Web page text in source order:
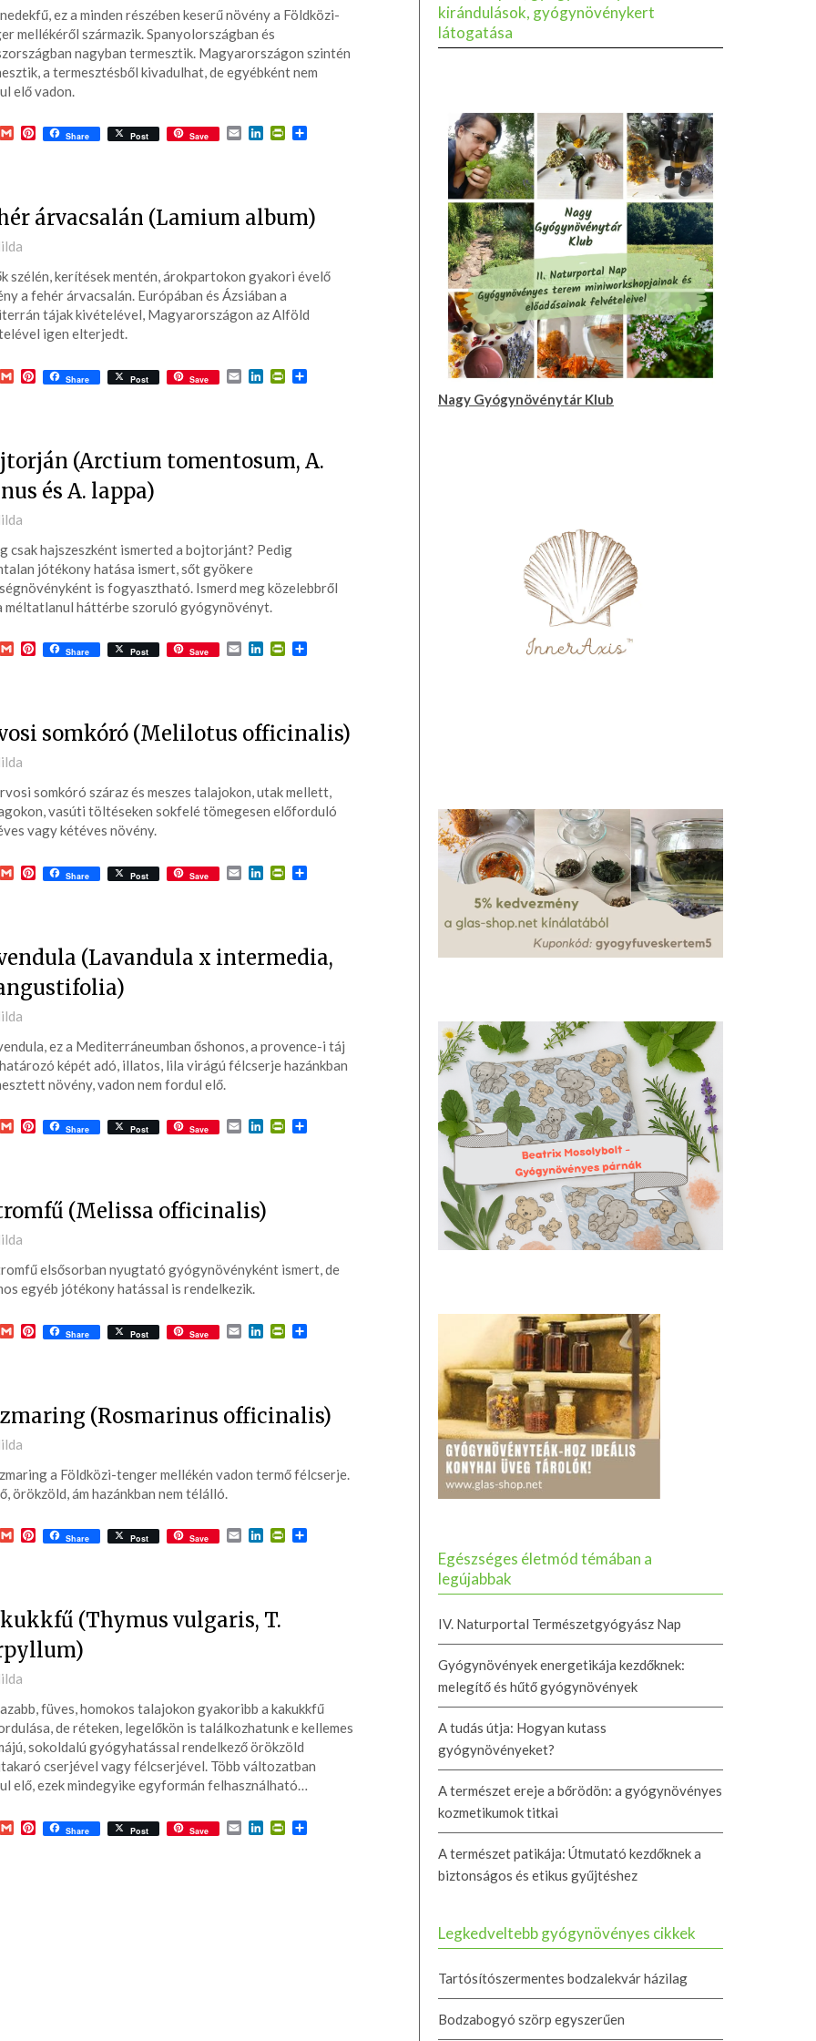
ez a minden részében keserű növény a Földközi-
mellékéről származik. Spanyolországban és
nagyban termesztik. Magyarországon szintén
a termesztésből kivadulhat, de egyébként nem
elő vadon.
GmailPinterest
Share Post Save EmailLinkedInPrintFriendly
Ossza
árvacsalán (Lamium album)
szélén, kerítések mentén, árokpartokon gyakori évelő
a fehér árvacsalán. Európában és Ázsiában a
tájak kivételével, Magyarországon az Alföld
igen elterjedt.
GmailPinterest
Share Post Save EmailLinkedInPrintFriendly
Ossza
(Arctium tomentosum, A.
és A. lappa)
csak hajszeszként ismerted a bojtorjánt? Pedig
jótékony hatása ismert, sőt gyökere
is fogyasztható. Ismerd meg közelebbről
méltatlanul háttérbe szoruló gyógynövényt.
GmailPinterest
Share Post Save EmailLinkedInPrintFriendly
Ossza
somkóró (Melilotus officinalis)
somkóró száraz és meszes talajokon, utak mellett,
vasúti töltéseken sokfelé tömegesen előforduló
vagy kétéves növény.
GmailPinterest
Share Post Save EmailLinkedInPrintFriendly
Ossza
(Lavandula x intermedia,
ez a Mediterráneumban őshonos, a provence-i táj
képét adó, illatos, lila virágú félcserje hazánkban
növény, vadon nem fordul elő.
GmailPinterest
Share Post Save EmailLinkedInPrintFriendly
Ossza
(Melissa officinalis)
elsősorban nyugtató gyógynövényként ismert, de
egyéb jótékony hatással is rendelkezik.
GmailPinterest
Share Post Save EmailLinkedInPrintFriendly
Ossza
(Rosmarinus officinalis)
a Földközi-tenger mellékén vadon termő félcserje.
örökzöld, ám hazánkban nem télálló.
GmailPinterest
Share Post Save EmailLinkedInPrintFriendly
Ossza
(Thymus vulgaris, T.
füves, homokos talajokon gyakoribb a kakukkfű
de réteken, legelőkön is találkozhatunk e kellemes
sokoldalú gyógyhatással rendelkező örökzöld
cserjével vagy félcserjével. Több változatban
elő, ezek mindegyike egyformán felhasználható…
GmailPinterest
Share Post Save EmailLinkedInPrintFriendly
Ossza
kirándulások, gyógynövénykert
látogatása
Nagy Gyógynövénytár Klub
Egészséges életmód témában a
legújabbak
IV. Naturportal Természetgyógyász Nap
Gyógynövények energetikája kezdőknek:
melegítő és hűtő gyógynövények
A tudás útja: Hogyan kutass
gyógynövényeket?
A természet ereje a bőrödön: a gyógynövényes
kozmetikumok titkai
A természet patikája: Útmutató kezdőknek a
biztonságos és etikus gyűjtéshez
Legkedveltebb gyógynövényes cikkek
Tartósítószermentes bodzalekvár házilag
Bodzabogyó szörp egyszerűen